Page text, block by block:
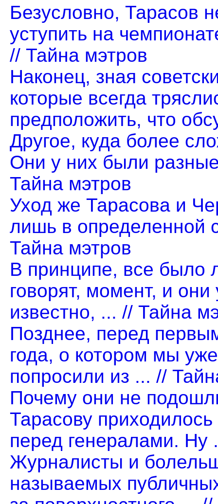
Безусловно, Тарасов
уступить на
// Тайна мэтров
Наконец, зная
которые всегда
предположить, что
Другое, куда более
Они у них были
Тайна мэтров
Уход же Тарасова и
лишь в определенной
Тайна мэтров
В принципе, все было
говорят, момент, и
известно, ... // Тайна
Позднее, перед
года, о котором мы
попросили из ... //
Почему они не
Тарасову приходилось
перед генералами. Ну
Журналисты и
называемых